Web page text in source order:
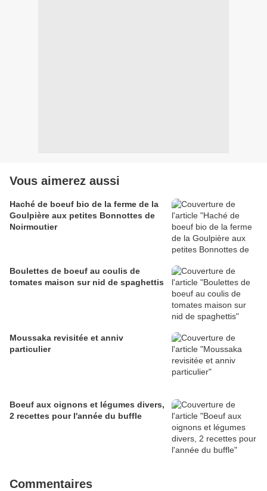
Vous aimerez aussi
Haché de boeuf bio de la ferme de la
Goulpière aux petites Bonnottes de
Noirmoutier
Boulettes de boeuf au coulis de
tomates maison sur nid de spaghettis
Moussaka revisitée et anniv
particulier
Boeuf aux oignons et légumes divers,
2 recettes pour l'année du buffle
Commentaires